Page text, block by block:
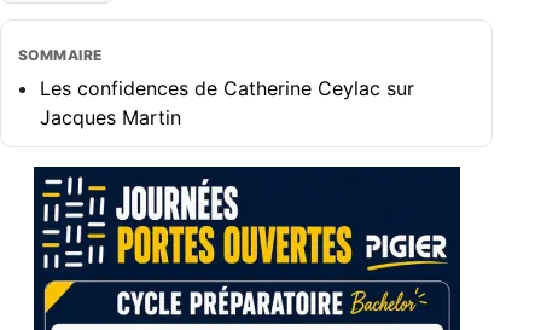
SOMMAIRE
Les confidences de Catherine Ceylac sur
Jacques Martin